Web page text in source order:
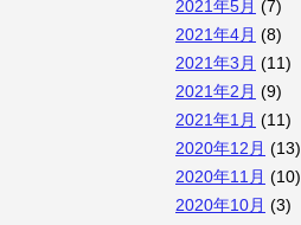
2021年5月 (7)
2021年4月 (8)
2021年3月 (11)
2021年2月 (9)
2021年1月 (11)
2020年12月 (13)
2020年11月 (10)
2020年10月 (3)